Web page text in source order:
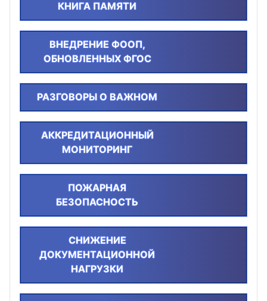
КНИГА ПАМЯТИ
ВНЕДРЕНИЕ ФООП,
ОБНОВЛЕННЫХ ФГОС
РАЗГОВОРЫ О ВАЖНОМ
АККРЕДИТАЦИОННЫЙ
МОНИТОРИНГ
ПОЖАРНАЯ
БЕЗОПАСНОСТЬ
СНИЖЕНИЕ
ДОКУМЕНТАЦИОННОЙ
НАГРУЗКИ